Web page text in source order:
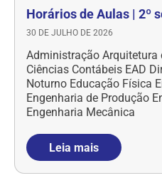
Horários de Aulas | 2º
30 DE JULHO DE 2026
Administração Arquitetura
Ciências Contábeis EAD
Noturno Educação Física
Engenharia de Produção
Engenharia Mecânica
Leia mais